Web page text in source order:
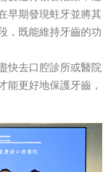
早期發現蛀牙並將其
，既能維持牙齒的功
去口腔診所或醫院
能更好地保護牙齒，